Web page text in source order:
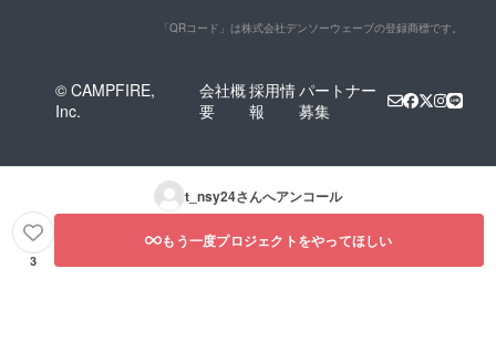
「QRコード」は株式会社デンソーウェーブの登録商標です。
© CAMPFIRE,
Inc.
会社概
要
採用情
報
パートナー
募集
t_nsy24さんへアンコール
3
もう一度プロジェクトをやってほしい